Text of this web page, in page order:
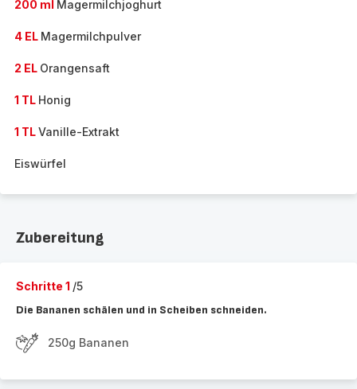
200 ml Magermilchjoghurt
4 EL Magermilchpulver
2 EL Orangensaft
1 TL Honig
1 TLVanille-Extrakt
Eiswürfel
Zubereitung
Schritte 1 /5
Die Bananen schälen und in Scheiben schneiden.
250g Bananen